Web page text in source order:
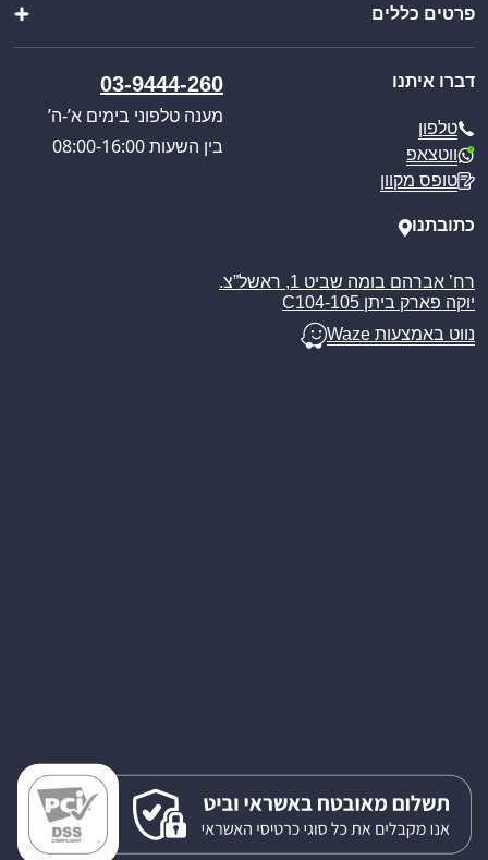
מוצרי שטח וקמפינג
קטלוג מוצרים
כניסה לאזור אישי
צ’יינה סטיל
וואנגו קרוואנים
מורגל אתר הבית
פרטים כללים
תקנון האתר
מדיניות משלוחים
ביטול עסקה
מאמרים
דברו איתנו
טלפון
ווטצאפ
טופס מקוון
03-9444-260
מענה טלפוני בימים א’-ה’
בין השעות 08:00-16:00
כתובתנו
רח’ אברהם בומה שביט 1, ראשל”צ.
יוקה פארק ביתן C104-105
נווט באמצעות Waze